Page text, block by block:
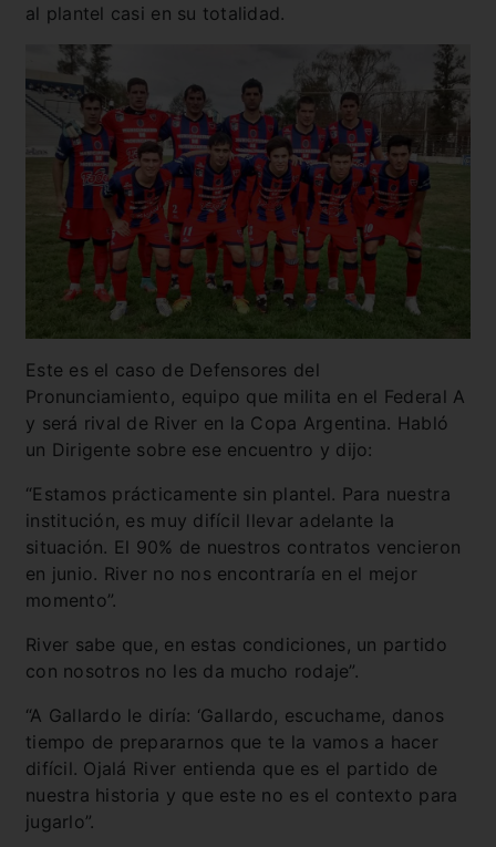
al plantel casi en su totalidad.
Este es el caso de Defensores del
Pronunciamiento, equipo que milita en el Federal A
y será rival de River en la Copa Argentina. Habló
un Dirigente sobre ese encuentro y dijo:
“Estamos prácticamente sin plantel. Para nuestra
institución, es muy difícil llevar adelante la
situación. El 90% de nuestros contratos vencieron
en junio. River no nos encontraría en el mejor
momento”.
River sabe que, en estas condiciones, un partido
con nosotros no les da mucho rodaje”.
“A Gallardo ​le diría: ‘Gallardo, escuchame, danos
tiempo de prepararnos que te la vamos a hacer
difícil. Ojalá River entienda que es el partido de
nuestra historia y que este no es el contexto para
jugarlo”.